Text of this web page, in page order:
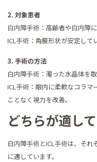
2. 対象患者
白内障手術：高齢者や白内障
ICL手術：角膜形状が安定して
3. 手術の方法
白内障手術：濁った水晶体を
ICL手術：眼内に柔軟なコラマ
ことなく視力を改善。
どちらが適し
白内障手術とICL手術は、そ
に適しています。